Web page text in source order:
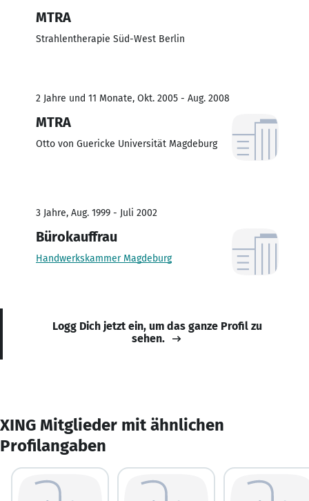
MTRA
Strahlentherapie Süd-West Berlin
2 Jahre und 11 Monate, Okt. 2005 - Aug. 2008
MTRA
Otto von Guericke Universität Magdeburg
3 Jahre, Aug. 1999 - Juli 2002
Bürokauffrau
Handwerkskammer Magdeburg
Logg Dich jetzt ein, um das ganze Profil zu
sehen.
XING Mitglieder mit ähnlichen
Profilangaben